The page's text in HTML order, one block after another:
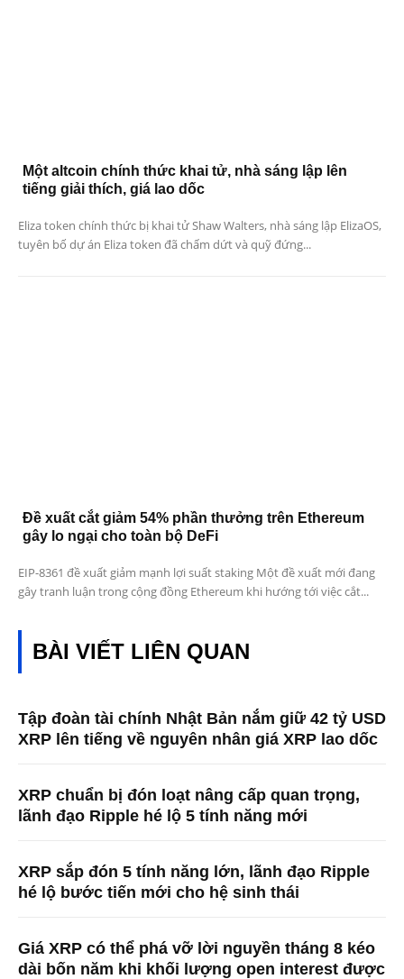
Một altcoin chính thức khai tử, nhà sáng lập lên
tiếng giải thích, giá lao dốc
Eliza token chính thức bị khai tử Shaw Walters, nhà sáng lập ElizaOS,
tuyên bố dự án Eliza token đã chấm dứt và quỹ đứng...
Đề xuất cắt giảm 54% phần thưởng trên Ethereum
gây lo ngại cho toàn bộ DeFi
EIP-8361 đề xuất giảm mạnh lợi suất staking Một đề xuất mới đang
gây tranh luận trong cộng đồng Ethereum khi hướng tới việc cắt...
BÀI VIẾT LIÊN QUAN
Tập đoàn tài chính Nhật Bản nắm giữ 42 tỷ USD
XRP lên tiếng về nguyên nhân giá XRP lao dốc
XRP chuẩn bị đón loạt nâng cấp quan trọng,
lãnh đạo Ripple hé lộ 5 tính năng mới
XRP sắp đón 5 tính năng lớn, lãnh đạo Ripple
hé lộ bước tiến mới cho hệ sinh thái
Giá XRP có thể phá vỡ lời nguyền tháng 8 kéo
dài bốn năm khi khối lượng open interest được